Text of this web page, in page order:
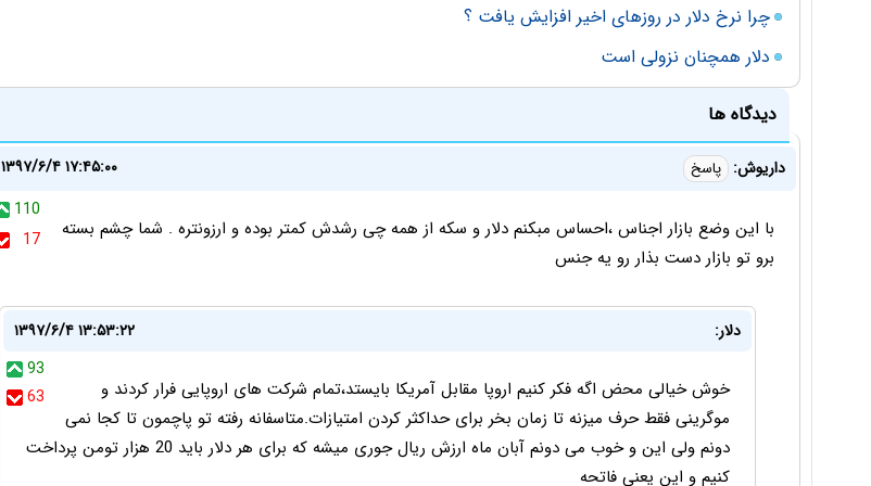
چرا نرخ دلار در روزهای اخیر افزایش یافت ؟
دلار همچنان نزولی است
دیدگاه ها
داریوش: پاسخ
۱۳۹۷/۶/۴ ۱۷:۴۵:۰۰
110
17
با این وضع بازار اجناس ،احساس مبکنم دلار و سکه از همه چی رشدش کمتر بوده و ارزونتره . شما چشم بسته
برو تو بازار دست بذار رو یه جنس
دلار:
۱۳۹۷/۶/۴ ۱۳:۵۳:۲۲
93
63
خوش خیالی محض اگه فکر کنیم اروپا مقابل آمریکا بایستد،تمام شرکت های اروپایی فرار کردند و
موگرینی فقط حرف میزنه تا زمان بخر برای حداکثر کردن امتیازات.متاسفانه رفته تو پاچمون تا کجا نمی
دونم ولی این و خوب می دونم آبان ماه ارزش ریال جوری میشه که برای هر دلار باید 20 هزار تومن پرداخت
کنیم و این یعنی فاتحه